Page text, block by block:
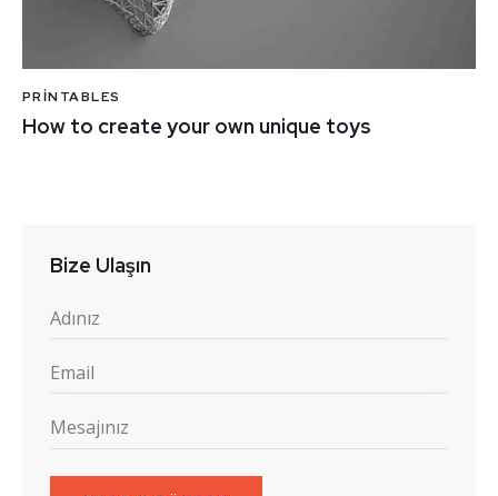
PRINTABLES
How to create your own unique toys
Bize Ulaşın